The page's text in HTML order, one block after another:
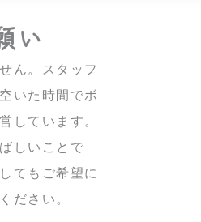
い
ん。スタッフ
いた時間でボ
しています。
しいことで
てもご希望に
ださい。